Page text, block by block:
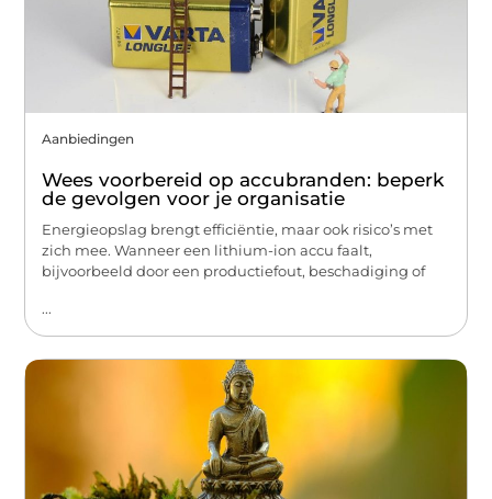
Aanbiedingen
Wees voorbereid op accubranden: beperk
de gevolgen voor je organisatie
Energieopslag brengt efficiëntie, maar ook risico’s met
zich mee. Wanneer een lithium-ion accu faalt,
bijvoorbeeld door een productiefout, beschadiging of
...